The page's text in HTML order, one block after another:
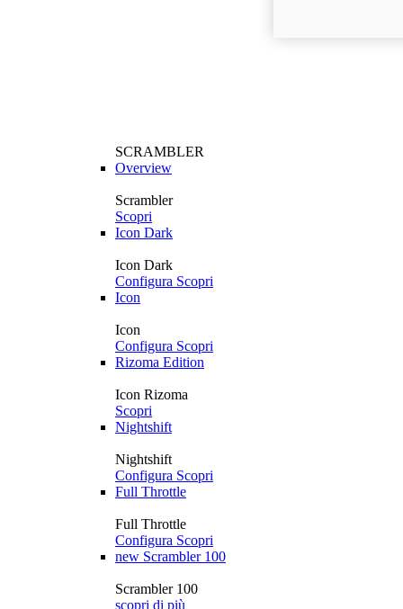
SCRAMBLER
Overview
Scrambler
Scopri
Icon Dark
Icon Dark
Configura Scopri
Icon
Icon
Configura Scopri
Rizoma Edition
Icon Rizoma
Scopri
Nightshift
Nightshift
Configura Scopri
Full Throttle
Full Throttle
Configura Scopri
new Scrambler 100
Scrambler 100
scopri di più